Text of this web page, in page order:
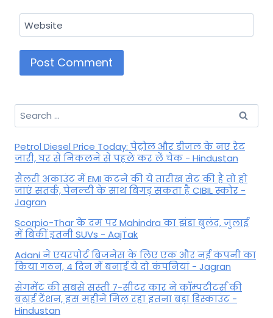
Website
Search
for:
Petrol Diesel Price Today: पेट्रोल और डीजल के नए रेट
जारी, घर से निकलने से पहले कर लें चेक - Hindustan
सैलरी अकाउंट में EMI कटने की ये तारीख सेट की है तो हो
जाएं सतर्क, पेनल्टी के साथ बिगड़ सकता है CIBIL स्कोर -
Jagran
Scorpio-Thar के दम पर Mahindra का झंडा बुलंद, जुलाई
में बिकीं इतनी SUVs - AajTak
Adani ने एयरपोर्ट बिजनेस के लिए एक और नई कंपनी का
किया गठन, 4 दिन में बनाई ये दो कंपनियां - Jagran
सेगमेंट की सबसे सस्ती 7-सीटर कार ने कॉम्पटीटर्स की
बढ़ाई टेंशन, इस महीने मिल रहा इतना बड़ा डिस्काउंट -
Hindustan